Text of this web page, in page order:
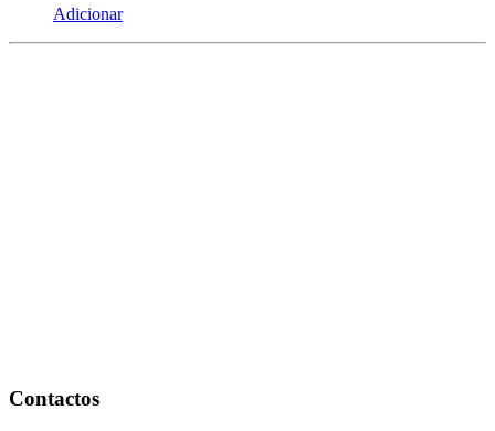
Adicionar
Contactos